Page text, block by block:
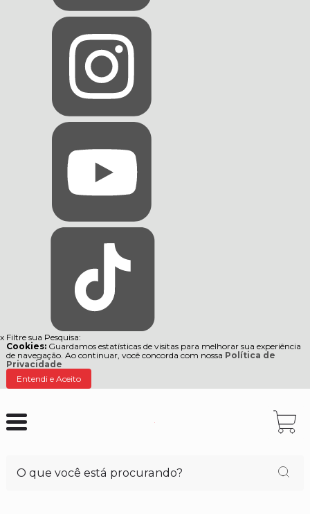
x Filtre sua Pesquisa:
Cookies: Guardamos estatísticas de visitas para melhorar sua experiência
de navegação. Ao continuar, você concorda com nossa Política de
Privacidade
Entendi e Aceito